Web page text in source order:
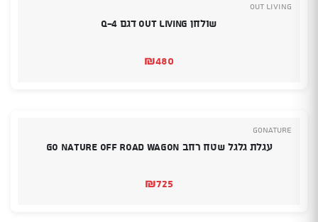
OUT LIVING
שולחן Out Living דגם Q-4
₪480
GoNature
עגלת גלגל שטח רחב GO NATURE OFF ROAD WAGON
₪725